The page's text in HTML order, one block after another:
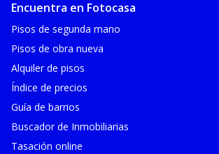
Encuentra en Fotocasa
Pisos de segunda mano
Pisos de obra nueva
Alquiler de pisos
Índice de precios
Guía de barrios
Buscador de Inmobiliarias
Tasación online